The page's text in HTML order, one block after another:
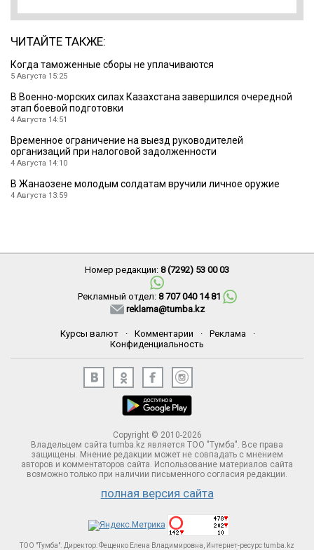
ЧИТАЙТЕ ТАКЖЕ:
Когда таможенные сборы не уплачиваются
5 Августа 15:25
В Военно-морских силах Казахстана завершился очередной
этап боевой подготовки
4 Августа 14:51
Временное ограничение на выезд руководителей
организаций при налоговой задолженности
4 Августа 14:10
В Жанаозене молодым солдатам вручили личное оружие
4 Августа 13:59
Номер редакции: 8 (7292) 53 00 03
Рекламный отдел: 8 707 040 14 81
reklama@tumba.kz
Курсы валют · Комментарии · Реклама
·
Конфиденциальность
Copyright © 2010-2026
Владельцем сайта tumba.kz является ТОО "Тумба". Все права
защищены. Мнение редакции может не совпадать с мнением
авторов и комментаторов сайта. Использование материалов сайта
возможно только при наличии письменного согласия редакции.
полная версия сайта
ТОО "Тумба". Директор: Фещенко Елена Владимировна, Интернет-ресурс tumba.kz